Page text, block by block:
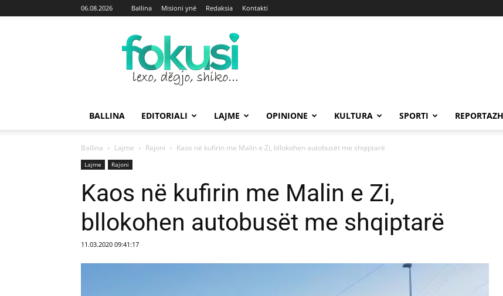
06.08.2026 Ballina Misioni ynë Redaksia Kontakti
Fokusi
BALLINA EDITORIALI LAJME OPINIONE KULTURA SPORTI REPORTAZH
Ballina Lajme Rajoni Kaos në kufirin me Malin e Zi, bllokohen autobusët me shqiptarë
Lajme Rajoni
Kaos në kufirin me Malin e Zi,
bllokohen autobusët me shqiptarë
11.03.2020 09:41:17